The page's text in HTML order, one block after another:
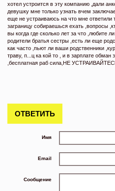
хотел устроится в эту компанию ,дали
девушку мне только узнать вчем
еще не устраиваюсь на что мне ответили
заграницу собираешься ехать ,вопросы
вы когда где сколько лет за что ,любите
родители братья сестры ,есть ли еще
как часто ,пьют ли ваши родственники
траву, п...ц ка кой то , и в зарплате обман
,бесплатная раб сила,НЕ
ОТВЕТИТЬ
Имя
Email
Сообщение